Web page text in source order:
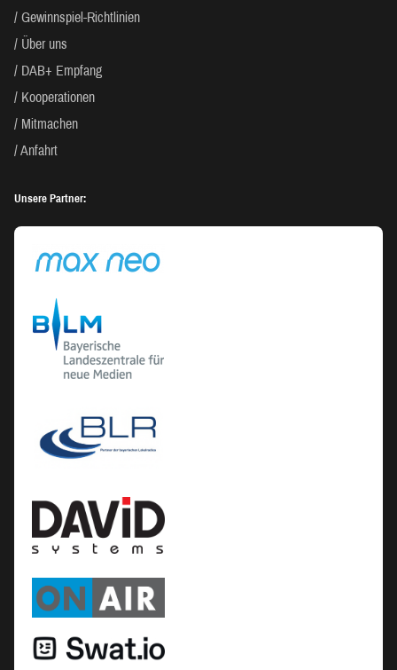
Gewinnspiel-Richtlinien
Über uns
DAB+ Empfang
Kooperationen
Mitmachen
Anfahrt
Unsere Partner: